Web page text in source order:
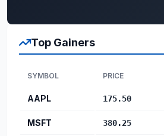
Top Gainers
SYMBOL PRICE
AAPL 175.50
MSFT 380.25